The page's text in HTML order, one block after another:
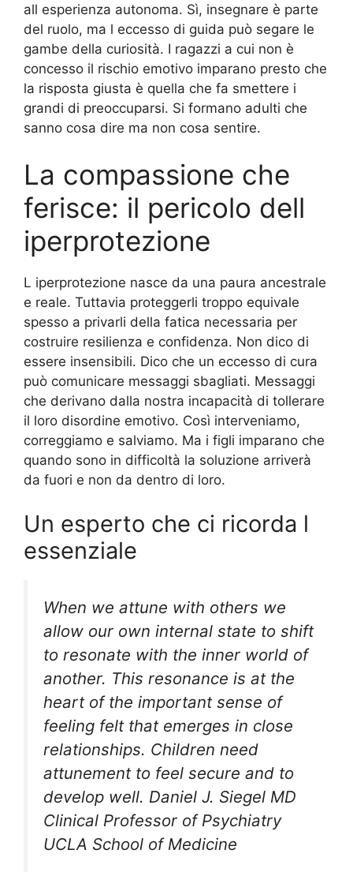
all esperienza autonoma. Sì, insegnare è parte
del ruolo, ma l eccesso di guida può segare le
gambe della curiosità. I ragazzi a cui non è
concesso il rischio emotivo imparano presto che
la risposta giusta è quella che fa smettere i
grandi di preoccuparsi. Si formano adulti che
sanno cosa dire ma non cosa sentire.
La compassione che
ferisce: il pericolo dell
iperprotezione
L iperprotezione nasce da una paura ancestrale
e reale. Tuttavia proteggerli troppo equivale
spesso a privarli della fatica necessaria per
costruire resilienza e confidenza. Non dico di
essere insensibili. Dico che un eccesso di cura
può comunicare messaggi sbagliati. Messaggi
che derivano dalla nostra incapacità di tollerare
il loro disordine emotivo. Così interveniamo,
correggiamo e salviamo. Ma i figli imparano che
quando sono in difficoltà la soluzione arriverà
da fuori e non da dentro di loro.
Un esperto che ci ricorda l
essenziale
When we attune with others we
allow our own internal state to shift
to resonate with the inner world of
another. This resonance is at the
heart of the important sense of
feeling felt that emerges in close
relationships. Children need
attunement to feel secure and to
develop well. Daniel J. Siegel MD
Clinical Professor of Psychiatry
UCLA School of Medicine